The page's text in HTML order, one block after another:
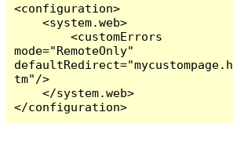
<configuration>
    <system.web>
        <customErrors
mode="RemoteOnly"
defaultRedirect="mycustompage.h
tm"/>
    </system.web>
</configuration>